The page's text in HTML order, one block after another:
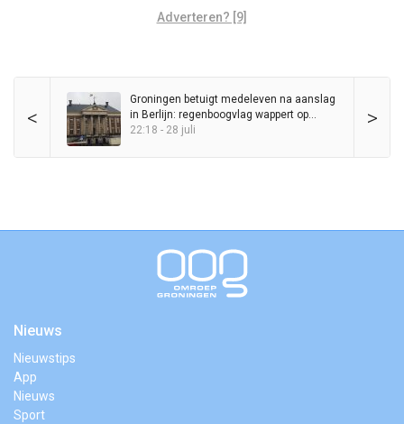
Adverteren? [9]
< >
Groningen betuigt medeleven na aanslag
in Berlijn: regenboogvlag wappert op
Stadhuis
22:18 - 28 juli
Nieuws
Nieuwstips
App
Nieuws
Sport